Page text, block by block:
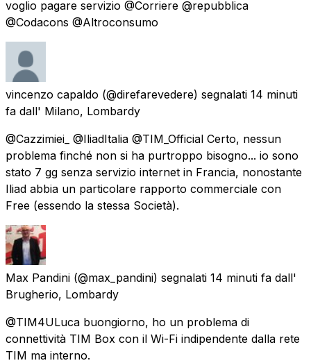
voglio pagare servizio @Corriere @repubblica
@Codacons @Altroconsumo
vincenzo capaldo (@direfarevedere) segnalati 14 minuti
fa dall' Milano, Lombardy
@Cazzimiei_ @IliadItalia @TIM_Official Certo, nessun
problema finché non si ha purtroppo bisogno... io sono
stato 7 gg senza servizio internet in Francia, nonostante
Iliad abbia un particolare rapporto commerciale con
Free (essendo la stessa Società).
Max Pandini (@max_pandini) segnalati 14 minuti fa dall'
Brugherio, Lombardy
@TIM4ULuca buongiorno, ho un problema di
connettività TIM Box con il Wi-Fi indipendente dalla rete
TIM ma interno.